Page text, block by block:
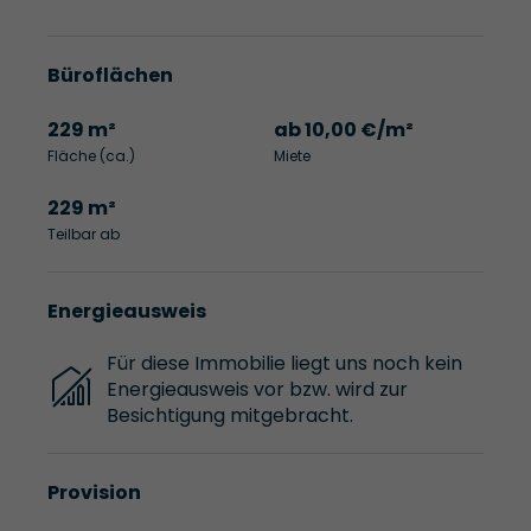
Büroflächen
229 m²
Fläche (ca.)
ab 10,00 €/m²
Miete
229 m²
Teilbar ab
Energieausweis
Für diese Immobilie liegt uns noch kein
Energieausweis vor bzw. wird zur
Besichtigung mitgebracht.
Provision